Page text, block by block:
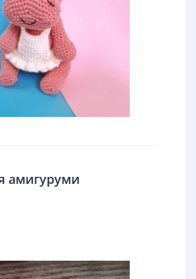
амигуруми